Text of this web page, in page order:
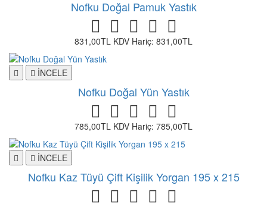
Nofku Doğal Pamuk Yastık
831,00TL KDV Hariç: 831,00TL
İNCELE
Nofku Doğal Yün Yastık
785,00TL KDV Hariç: 785,00TL
İNCELE
Nofku Kaz Tüyü Çift Kişilik Yorgan 195 x 215